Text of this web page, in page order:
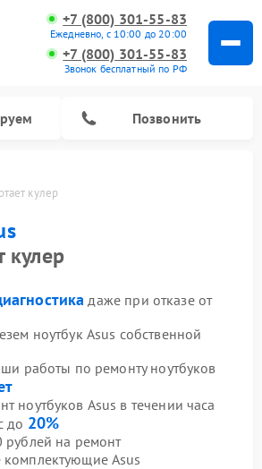
+7 (800) 301-55-83
Ежедневно, с 10:00 до 20:00
+7 (800) 301-55-83
Звонок бесплатный по РФ
Позвонить
кулер
кулер
даже при отказе от
ноутбук Asus собственной
работы по ремонту ноутбуков
ноутбуков Asus в течении часа
до 20%
рублей на ремонт
Asus